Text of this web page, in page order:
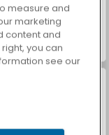
Street of Secrets
measure and
marketing
content and
you can
see our